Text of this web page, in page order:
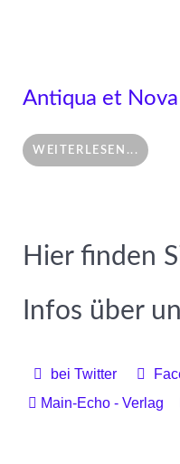
Antiqua et
WEITERLESEN...
Hier finden
Infos über
bei Twitter
Main-Echo - Verlag